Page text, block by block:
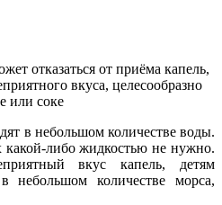
отказаться от приёма капель,
вкуса, целесообразно
или соке
в небольшом количестве воды.
какой-либо жидкостью не нужно.
вкус капель, детям
небольшом количестве морса,